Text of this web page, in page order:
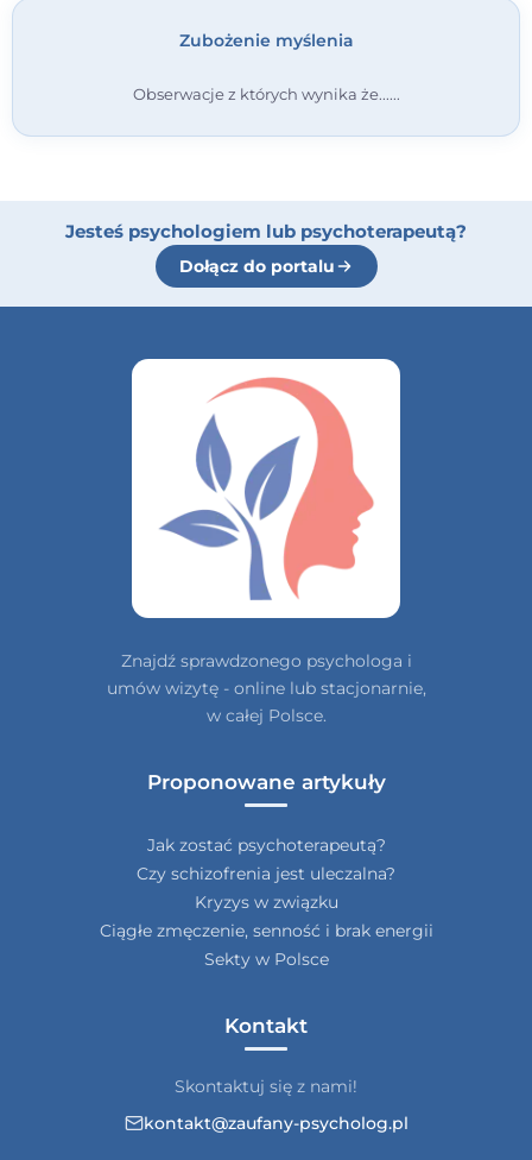
Zubożenie myślenia
Obserwacje z których wynika że...
Jesteś psychologiem lub psychoterapeutą?
Dołącz do portalu
Znajdź sprawdzonego psychologa i
umów wizytę - online lub stacjonarnie,
w całej Polsce.
Proponowane artykuły
Jak zostać psychoterapeutą?
Czy schizofrenia jest uleczalna?
Kryzys w związku
Ciągłe zmęczenie, senność i brak energii
Sekty w Polsce
Kontakt
Skontaktuj się z nami!
kontakt@zaufany-psycholog.pl